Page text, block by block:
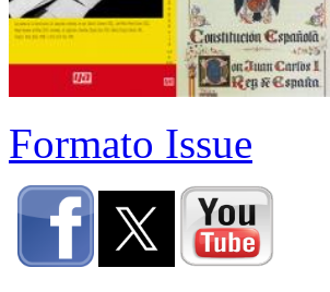
Formato Issue